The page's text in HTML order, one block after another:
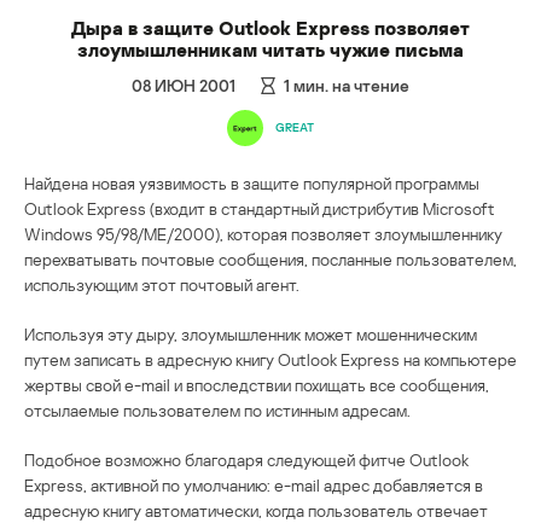
Дыра в защите Outlook Express позволяет
злоумышленникам читать чужие письма
08 ИЮН 2001 1 мин. на чтение
GREAT
Найдена новая уязвимость в защите популярной программы
Outlook Express (входит в стандартный дистрибутив Microsoft
Windows 95/98/ME/2000), которая позволяет злоумышленнику
перехватывать почтовые сообщения, посланные пользователем,
использующим этот почтовый агент.
Используя эту дыру, злоумышленник может мошенническим
путем записать в адресную книгу Outlook Express на компьютере
жертвы свой e-mail и впоследствии похищать все сообщения,
отсылаемые пользователем по истинным адресам.
Подобное возможно благодаря следующей фитче Outlook
Express, активной по умолчанию: e-mail адрес добавляется в
адресную книгу автоматически, когда пользователь отвечает